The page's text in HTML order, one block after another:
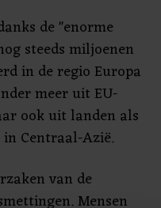
de "enorme
steeds miljoenen
in de regio Europa
meer uit EU-
ook uit landen als
in Centraal-Azië.
van de
Mensen